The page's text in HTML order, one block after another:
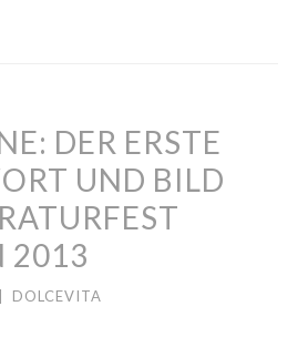
DER ERSTE
UND BILD
2013
DOLCEVITA